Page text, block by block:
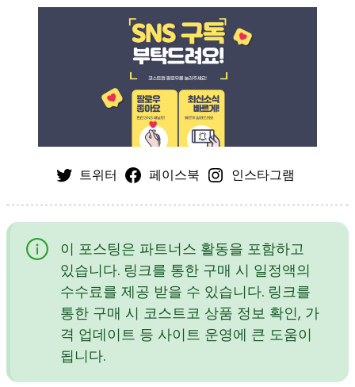
트위터 페이스북 인스타그램
이 포스팅은 파트너스 활동을 포함하고
있습니다. 링크를 통한 구매 시 일정액의
수수료를 제공 받을 수 있습니다. 링크를
통한 구매 시 코스트코 상품 정보 확인, 가
격 업데이트 등 사이트 운영에 큰 도움이
됩니다.